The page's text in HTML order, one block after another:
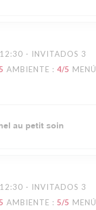
- INVITADOS 3
AMBIENTE : 4/5 MENÚ
au petit soin
- INVITADOS 3
AMBIENTE : 5/5 MENÚ